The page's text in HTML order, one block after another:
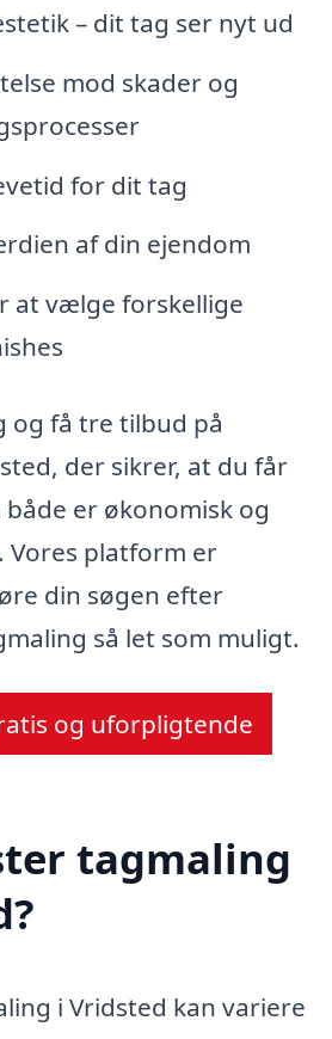
– dit tag ser nyt ud
mod skader og
for dit tag
af din ejendom
at vælge forskellige
og få tre tilbud på
der sikrer, at du får
er økonomisk og
platform er
din søgen efter
så let som muligt.
og uforpligtende
tagmaling
i Vridsted kan variere